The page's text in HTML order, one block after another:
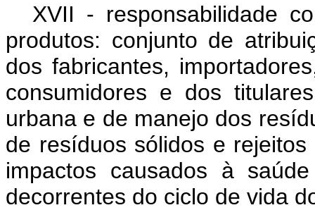
XVII - responsabilidade
produtos: conjunto de
dos fabricantes,
consumidores e dos
urbana e de manejo dos
de resíduos sólidos e
impactos causados à
decorrentes do ciclo de vida